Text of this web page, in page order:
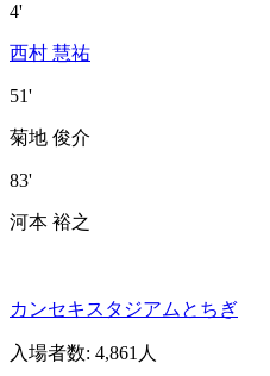
4'
西村 慧祐
51'
菊地 俊介
83'
河本 裕之
カンセキスタジアムとちぎ
入場者数: 4,861人